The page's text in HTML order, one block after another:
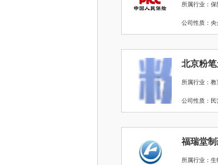
所属行业：保
公司性质
所属行业：
公司性质
福瑞堂
所属行业：